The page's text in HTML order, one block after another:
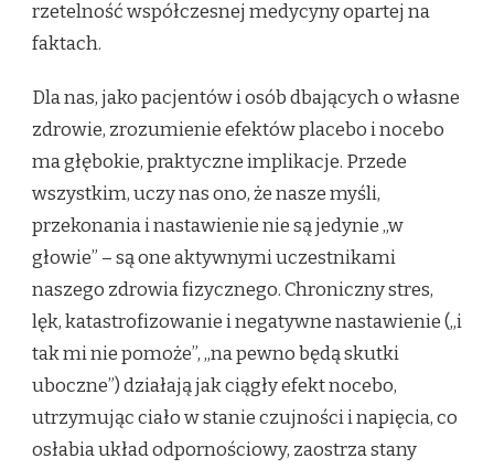
rzetelność współczesnej medycyny opartej na
faktach.
Dla nas, jako pacjentów i osób dbających o własne
zdrowie, zrozumienie efektów placebo i nocebo
ma głębokie, praktyczne implikacje. Przede
wszystkim, uczy nas ono, że nasze myśli,
przekonania i nastawienie nie są jedynie „w
głowie” – są one aktywnymi uczestnikami
naszego zdrowia fizycznego. Chroniczny stres,
lęk, katastrofizowanie i negatywne nastawienie („i
tak mi nie pomoże”, „na pewno będą skutki
uboczne”) działają jak ciągły efekt nocebo,
utrzymując ciało w stanie czujności i napięcia, co
osłabia układ odpornościowy, zaostrza stany